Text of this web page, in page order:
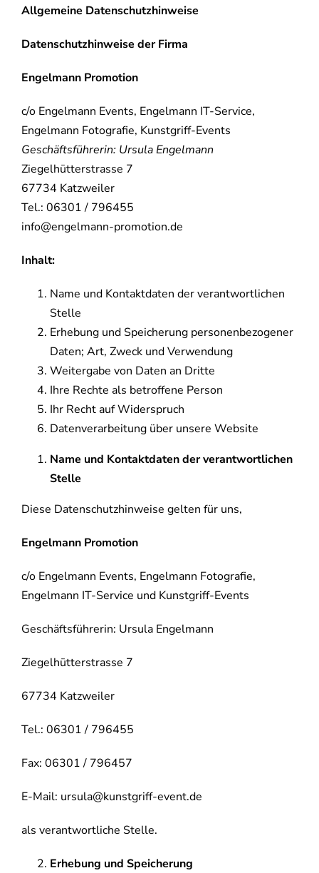
Allgemeine Datenschutzhinweise
Datenschutzhinweise der Firma
Engelmann Promotion
c/o Engelmann Events, Engelmann IT-Service,
Engelmann Fotografie, Kunstgriff-Events
Geschäftsführerin: Ursula Engelmann
Ziegelhütterstrasse 7
67734 Katzweiler
Tel.: 06301 / 796455
info@engelmann-promotion.de
Inhalt:
Name und Kontaktdaten der verantwortlichen
Stelle
Erhebung und Speicherung personenbezogener
Daten; Art, Zweck und Verwendung
Weitergabe von Daten an Dritte
Ihre Rechte als betroffene Person
Ihr Recht auf Widerspruch
Datenverarbeitung über unsere Website
Name und Kontaktdaten der verantwortlichen
Stelle
Diese Datenschutzhinweise gelten für uns,
Engelmann Promotion
c/o Engelmann Events, Engelmann Fotografie,
Engelmann IT-Service und Kunstgriff-Events
Geschäftsführerin: Ursula Engelmann
Ziegelhütterstrasse 7
67734 Katzweiler
Tel.: 06301 / 796455
Fax: 06301 / 796457
E-Mail: ursula@kunstgriff-event.de
als verantwortliche Stelle.
Erhebung und Speicherung